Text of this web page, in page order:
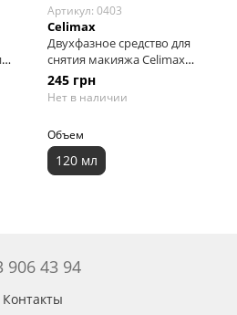
Артикул: 0403
Celimax
Двухфазное средство для
снятия макияжа Celimax
Derma Nature Broccoli Spot
Brightening Lip & Eye Remover,
245 грн
Нет в наличии
Объем
120 мл
906 43 94
Контакты